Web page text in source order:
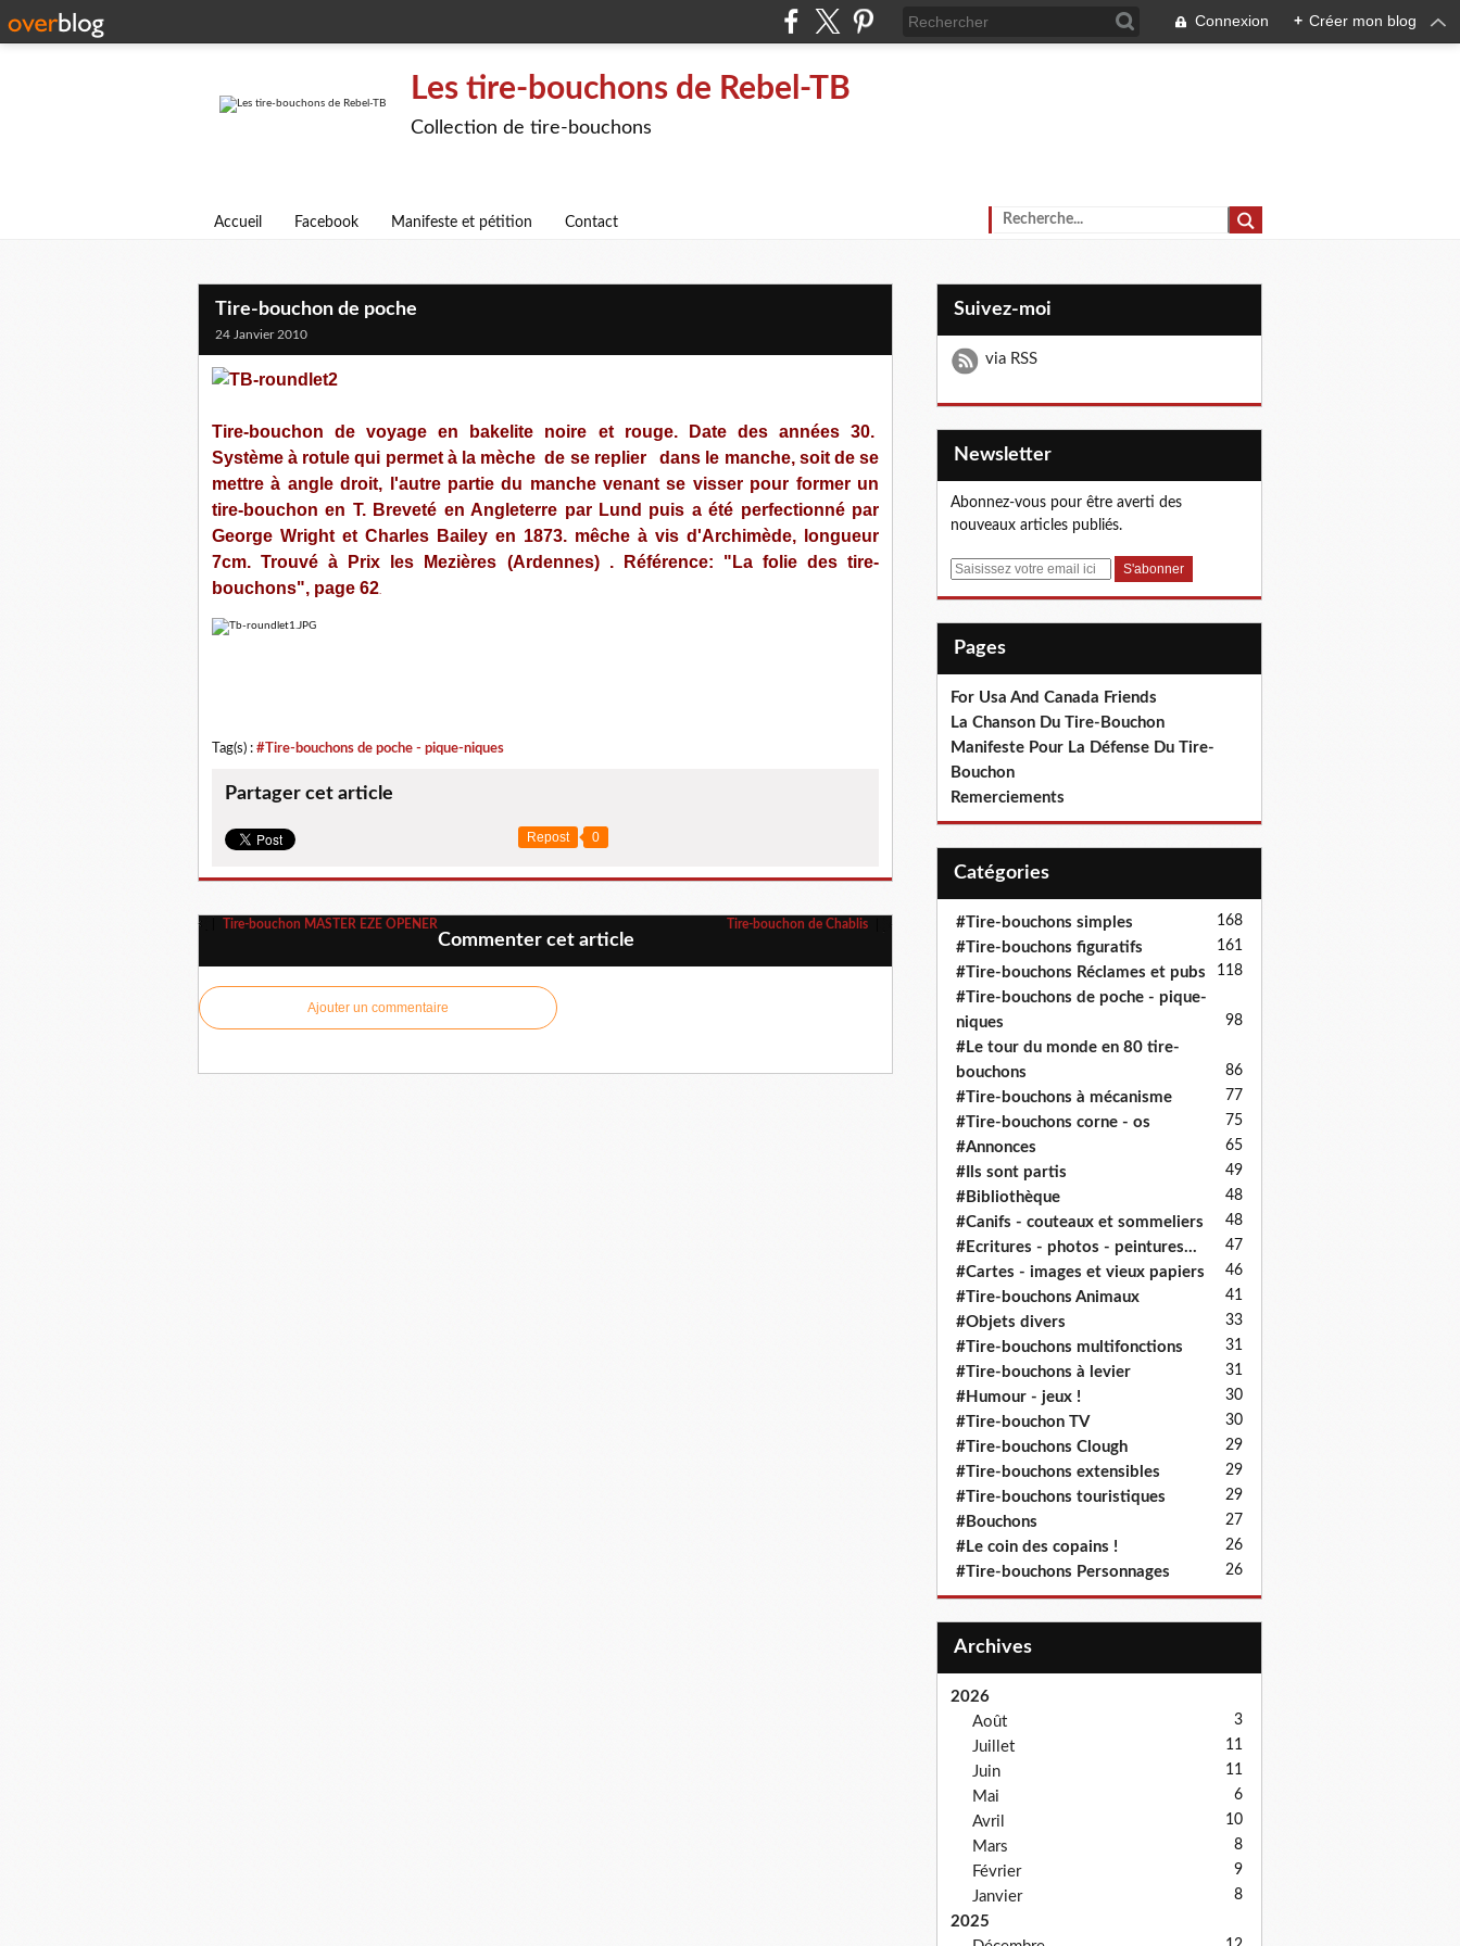
Connexion + Créer mon blog
Les tire-bouchons de Rebel-TB
Collection de tire-bouchons
Accueil Facebook Manifeste et pétition Contact
Tire-bouchon de poche
24 Janvier 2010
Tire-bouchon de voyage en bakelite noire et rouge. Date des années 30.
Système à rotule qui permet à la mèche de se replier dans le manche, soit de se
mettre à angle droit, l'autre partie du manche venant se visser pour former un
tire-bouchon en T. Breveté en Angleterre par Lund puis a été perfectionné par
George Wright et Charles Bailey en 1873. mêche à vis d'Archimède, longueur
7cm. Trouvé à Prix les Mezières (Ardennes) . Référence: "La folie des tire-
bouchons", page 62
Tag(s) : #Tire-bouchons de poche - pique-niques
Partager cet article
Repost 0
Tire-bouchon MASTER EZE OPENER Tire-bouchon de Chablis
Commenter cet article
Ajouter un commentaire
Suivez-moi
via RSS
Newsletter
Abonnez-vous pour être averti des
nouveaux articles publiés.
E
Pages
For Usa And Canada Friends
La Chanson Du Tire-Bouchon
Manifeste Pour La Défense Du Tire-
Bouchon
Remerciements
Catégories
#Tire-bouchons simples 168
#Tire-bouchons figuratifs 161
#Tire-bouchons Réclames et pubs 118
#Tire-bouchons de poche - pique-
niques
98
#Le tour du monde en 80 tire-
bouchons
86
#Tire-bouchons à mécanisme 77
#Tire-bouchons corne - os 75
#Annonces 65
#Ils sont partis 49
#Bibliothèque 48
#Canifs - couteaux et sommeliers 48
#Ecritures - photos - peintures... 47
#Cartes - images et vieux papiers 46
#Tire-bouchons Animaux 41
#Objets divers 33
#Tire-bouchons multifonctions 31
#Tire-bouchons à levier 31
#Humour - jeux ! 30
#Tire-bouchon TV 30
#Tire-bouchons Clough 29
#Tire-bouchons extensibles 29
#Tire-bouchons touristiques 29
#Bouchons 27
#Le coin des copains ! 26
#Tire-bouchons Personnages 26
Archives
2026
Août
3
Juillet 11
Juin 11
Mai 6
Avril 10
Mars 8
Février 9
Janvier 8
2025